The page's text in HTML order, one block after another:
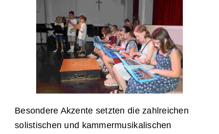
Besondere Akzente setzten die zahlreichen
solistischen und kammermusikalischen